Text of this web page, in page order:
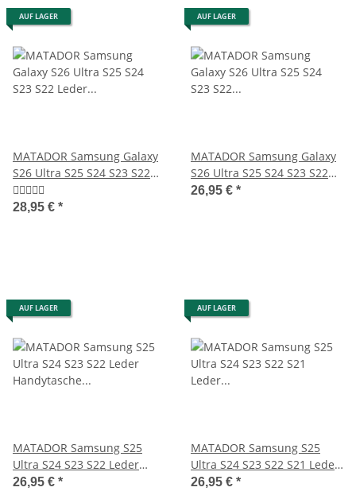
AUF LAGER
MATADOR Samsung Galaxy
S26 Ultra S25 S24 S23 S22
Leder Case Braun
28,95 € *
AUF LAGER
MATADOR Samsung Galaxy
S26 Ultra S25 S24 S23 S22
Ledercase Braun
26,95 € *
AUF LAGER
MATADOR Samsung S25
Ultra S24 S23 S22 Leder
Handytasche Braun
26,95 € *
AUF LAGER
MATADOR Samsung S25
Ultra S24 S23 S22 S21 Leder
Schutzhülle Braun
26,95 € *